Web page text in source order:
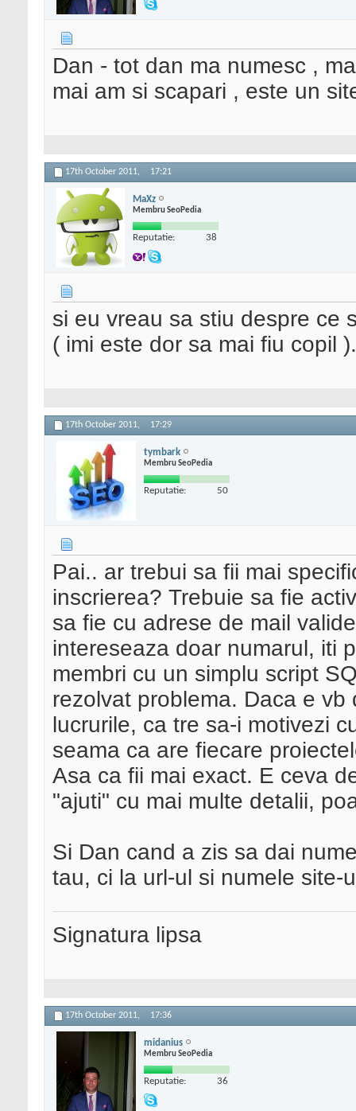
Dan - tot dan ma numesc ,
mai am si scapari , este un
17th October 2011, 17:21
MaXz
Membru SeoPedia
Reputatie: 38
si eu vreau sa stiu despre ce
( imi este dor sa mai fiu copil ).
17th October 2011, 17:29
tymbark
Membru SeoPedia
Reputatie: 50
Pai.. ar trebui sa fii mai
inscrierea? Trebuie sa fie
sa fie cu adrese de mail
intereseaza doar numarul, iti
membri cu un simplu script
rezolvat problema. Daca e
lucrurile, ca tre sa-i motivezi
seama ca are fiecare
Asa ca fii mai exact. E ceva
"ajuti" cu mai multe detalii,
Si Dan cand a zis sa dai
tau, ci la url-ul si numele site-
Signatura lipsa
17th October 2011, 17:36
midanius
Membru SeoPedia
Reputatie: 36